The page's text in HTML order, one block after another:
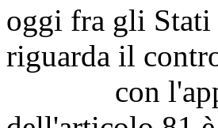
oggi fra gli Stati
riguarda il
con